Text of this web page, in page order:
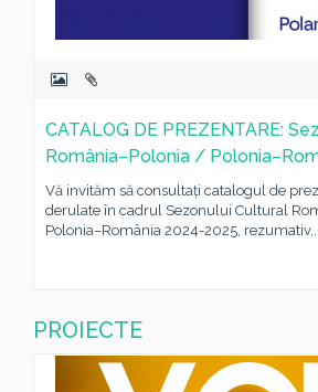
CATALOG DE PREZENTARE:
România–Polonia /
Vă invităm să consultați catalogul de
derulate în cadrul Sezonului Cultural
Polonia–România 2024-2025,
PROIECTE